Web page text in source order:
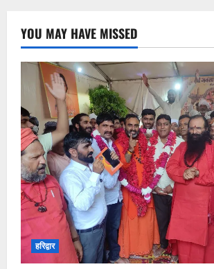
YOU MAY HAVE MISSED
हरिद्वार